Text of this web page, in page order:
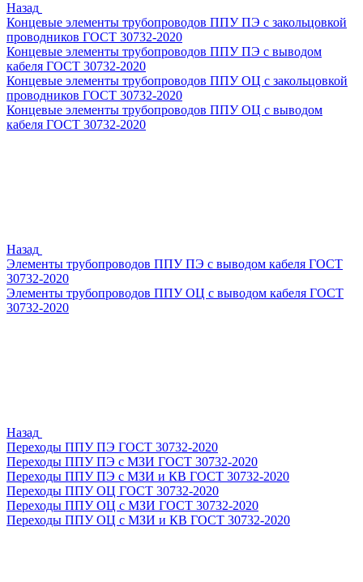
Назад
Концевые элементы трубопроводов ППУ ПЭ с закольцовкой
проводников ГОСТ 30732-2020
Концевые элементы трубопроводов ППУ ПЭ с выводом
кабеля ГОСТ 30732-2020
Концевые элементы трубопроводов ППУ ОЦ с закольцовкой
проводников ГОСТ 30732-2020
Концевые элементы трубопроводов ППУ ОЦ с выводом
кабеля ГОСТ 30732-2020
Назад
Элементы трубопроводов ППУ ПЭ с выводом кабеля ГОСТ
30732-2020
Элементы трубопроводов ППУ ОЦ с выводом кабеля ГОСТ
30732-2020
Назад
Переходы ППУ ПЭ ГОСТ 30732-2020
Переходы ППУ ПЭ с МЗИ ГОСТ 30732-2020
Переходы ППУ ПЭ с МЗИ и КВ ГОСТ 30732-2020
Переходы ППУ ОЦ ГОСТ 30732-2020
Переходы ППУ ОЦ с МЗИ ГОСТ 30732-2020
Переходы ППУ ОЦ с МЗИ и КВ ГОСТ 30732-2020